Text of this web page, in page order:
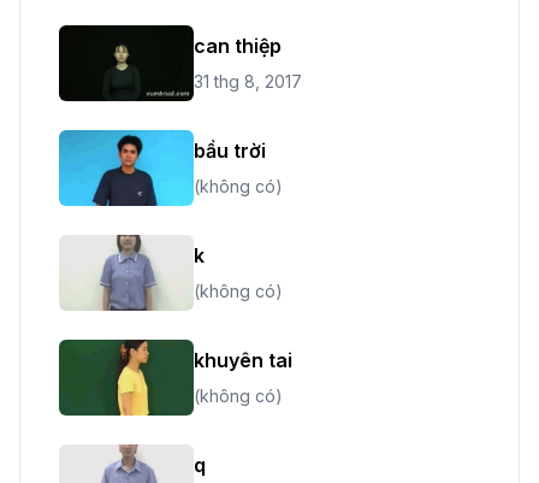
can thiệp
31 thg 8, 2017
bầu trời
(không có)
k
(không có)
khuyên tai
(không có)
q